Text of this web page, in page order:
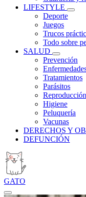
LIFESTYLE
Deporte
Juegos
Trucos
Todo sobre
SALUD
Prevención
Tratamientos
Parásitos
Reproducción
Higiene
Peluquería
Vacunas
DERECHOS Y
DEFUNCIÓN
GATO